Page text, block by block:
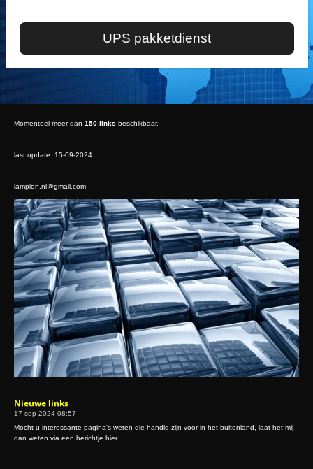
UPS pakketdienst
Momenteel meer dan 150 links beschikbaar.
last update 15-09-2024
lampion.nl@gmail.com
Nieuwe links
17 sep 2024 08:57
Mocht u interessante pagina's weten die handig zijn voor in het buitenland, laat het mij
dan weten via een berichtje hier.